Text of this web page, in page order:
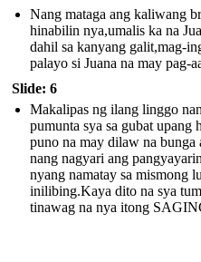
Nang mataga ang kaliwang
hinabilin nya,umalis ka na
dahil sa kanyang galit,mag-
palayo si Juana na may pag-
Slide: 6
Makalipas ng ilang linggo
pumunta sya sa gubat
puno na may dilaw na bunga
nang nagyari ang
nyang namatay sa mismong
inilibing.Kaya dito na sya
tinawag na nya itong